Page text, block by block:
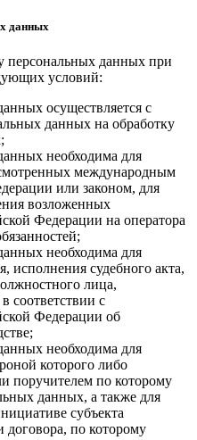
данных
персональных данных при
условий:
осуществляется с
данных на обработку
необходима для
международным
или законом, для
возложенных
Федерации на оператора
необходима для
исполнения судебного акта,
лица,
соответствии с
Федерации об
необходима для
которого либо
поручителем по которому
данных, а также для
субъекта
по которому